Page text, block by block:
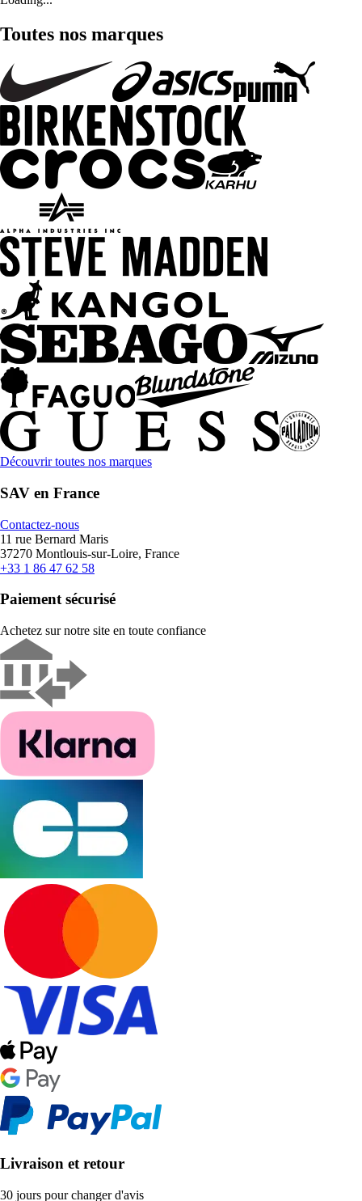
Toutes nos marques
Découvrir toutes nos marques
SAV en France
Contactez-nous
11 rue Bernard Maris
37270 Montlouis-sur-Loire, France
+33 1 86 47 62 58
Paiement sécurisé
Achetez sur notre site en toute confiance
Livraison et retour
30 jours pour changer d'avis